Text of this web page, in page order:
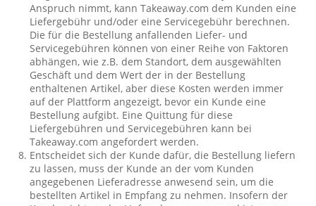
Anspruch nimmt, kann Takeaway.com dem Kunden eine
Liefergebühr und/oder eine Servicegebühr berechnen.
Die für die Bestellung anfallenden Liefer- und
Servicegebühren können von einer Reihe von Faktoren
abhängen, wie z.B. dem Standort, dem ausgewählten
Geschäft und dem Wert der in der Bestellung
enthaltenen Artikel, aber diese Kosten werden immer
auf der Plattform angezeigt, bevor ein Kunde eine
Bestellung aufgibt. Eine Quittung für diese
Liefergebühren und Servicegebühren kann bei
Takeaway.com angefordert werden.
Entscheidet sich der Kunde dafür, die Bestellung liefern
zu lassen, muss der Kunde an der vom Kunden
angegebenen Lieferadresse anwesend sein, um die
bestellten Artikel in Empfang zu nehmen. Insofern der